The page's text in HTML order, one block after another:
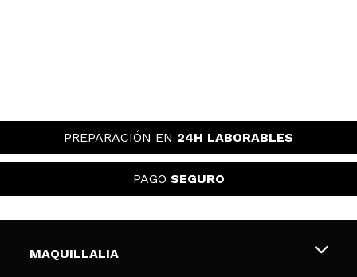
PREPARACIÓN EN 24H LABORABLES
PAGO SEGURO
MAQUILLALIA